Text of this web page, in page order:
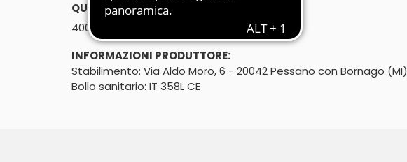
QUANTITÀ:
400g
INFORMAZIONI PRODUTTORE:
Stabilimento: Via Aldo Moro, 6 - 20042 Pessano con Bornago (MI)
Bollo sanitario: IT 358L CE